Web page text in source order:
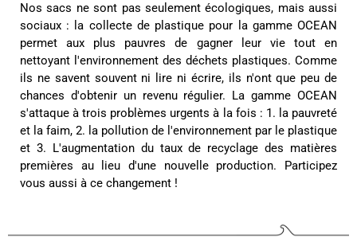
soignée. Les sacs sont très beaux et solides.
Excellente qualité ! !
Utile? Oui Partager
Twitter
Facebook
France, 15/02/2025
Eliane Boulon****
Conforme à mes attentes 😁
Utile? Oui Partager
Twitter
Facebook
Belgique, 10/12/2024
dans les délais. Le cuir est superbe, l'ensemble a
Nos sacs ne sont pas seulement écologiques, mais aussi
sociaux : la collecte de plastique pour la gamme OCEAN
permet aux plus pauvres de gagner leur vie tout en
nettoyant l'environnement des déchets plastiques. Comme
ils ne savent souvent ni lire ni écrire, ils n'ont que peu de
chances d'obtenir un revenu régulier. La gamme OCEAN
s'attaque à trois problèmes urgents à la fois : 1. la pauvreté
et la faim, 2. la pollution de l'environnement par le plastique
et 3. L'augmentation du taux de recyclage des matières
premières au lieu d'une nouvelle production. Participez
vous aussi à ce changement !